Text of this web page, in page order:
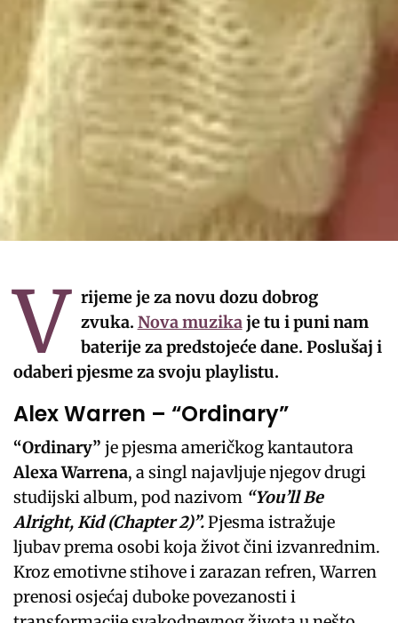
V rijeme je za novu dozu dobrog
zvuka. Nova muzikaje tu i puni nam
baterije za predstojeće dane. Poslušaj i
odaberi pjesme za svoju playlistu.
Alex Warren – “Ordinary”
“Ordinary” je pjesma američkog kantautora
Alexa Warrena, a singl najavljuje njegov drugi
studijski album, pod nazivom “You’ll Be
Alright, Kid (Chapter 2)”.Pjesma istražuje
ljubav prema osobi koja život čini izvanrednim.
Kroz emotivne stihove i zarazan refren, Warren
prenosi osjećaj duboke povezanosti i